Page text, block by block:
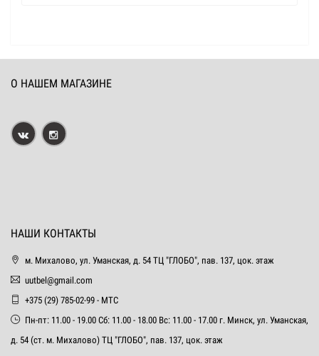
О НАШЕМ МАГАЗИНЕ
НАШИ КОНТАКТЫ
м. Михалово, ул. Уманская, д. 54 ТЦ "ГЛОБО", пав. 137, цок. этаж
uutbel@gmail.com
+375 (29) 785-02-99 - МТС
Пн-пт: 11.00 - 19.00 Сб: 11.00 - 18.00 Вс: 11.00 - 17.00 г. Минск, ул. Уманская,
д. 54 (ст. м. Михалово) ТЦ "ГЛОБО", пав. 137, цок. этаж